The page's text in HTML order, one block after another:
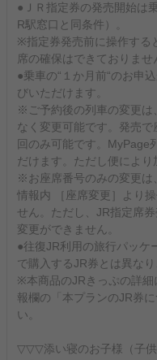
●ＪＲ指定券の発売開始は
R駅窓口と同条件）。
※指定券発売前に操作する
席の確保はできておりませ
●乗車の“１か月前“のお申
びいただけます。
※ご予約後の列車の変更は
なく変更可能です。発売
回のみ可能です。MyPage
だけます。ただし便により
※お座席番号のみの変更は
情報内 ［座席変更］より
せん。ただし、JR指定席
変更ができません。
●往復JR利用の旅行パッケ
で購入するJR券とは異な
※本商品のJRきっぷの詳
報欄の「本プランのJR券
い。
▽▽▽添い寝のお子様（子